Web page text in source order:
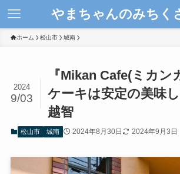
やまちゃんのみちく
ホーム 松山市 城南
『Mikan Cafe(ミカン
ケーキは安定の美味
越智
2024
9/03
松山市 城南 2024年8月30日 2024年9月3日